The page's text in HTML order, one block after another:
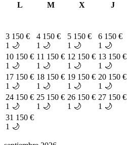
L M X J
3 150 €
1 🌙
4 150 €
1 🌙
5 150 €
1 🌙
6 150 €
1 🌙
10 150 €
1 🌙
11 150 €
1 🌙
12 150 €
1 🌙
13 150 €
1 🌙
17 150 €
1 🌙
18 150 €
1 🌙
19 150 €
1 🌙
20 150 €
1 🌙
24 150 €
1 🌙
25 150 €
1 🌙
26 150 €
1 🌙
27 150 €
1 🌙
31 150 €
1 🌙